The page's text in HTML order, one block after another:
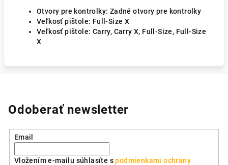
Otvory pre kontrolky: Zadné otvory pre kontrolky
Veľkosť pištole: Full-Size X
Veľkosť pištole: Carry, Carry X, Full-Size, Full-Size
X
Odoberať newsletter
Email
Vložením e-mailu súhlasíte spodmienkami ochrany